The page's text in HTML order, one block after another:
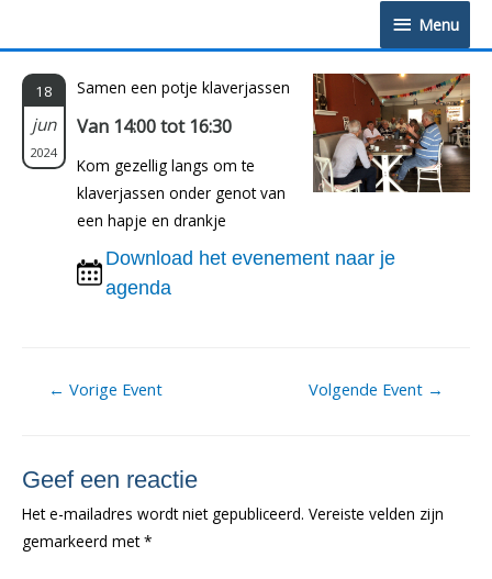
Menu
Menu
18
jun
2024
Samen een potje klaverjassen
Van 14:00 tot 16:30
Kom gezellig langs om te
klaverjassen onder genot van
een hapje en drankje
Download het evenement naar je
agenda
Berichtnavigatie
← Vorige Event Volgende Event →
Geef een reactie
Het e-mailadres wordt niet gepubliceerd. Vereiste velden zijn
gemarkeerd met*